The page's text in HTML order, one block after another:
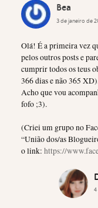
Bea
3 de janeiro de
Olá! É a primeira vez
pelos outros posts e
cumprir todos os teus
366 dias e não 365 XD).
Acho que vou
fofo ;3).
(Criei um grupo no
“União dos/as
o link: https://
4